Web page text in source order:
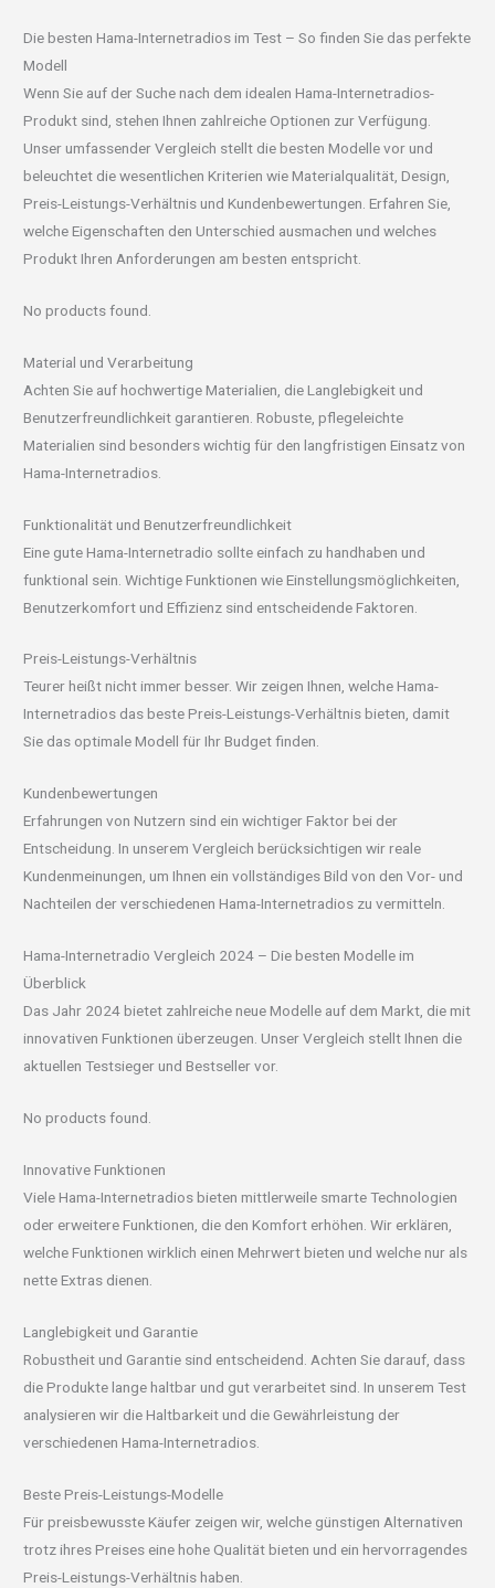
Die besten Hama-Internetradios im Test – So finden Sie das perfekte
Modell
Wenn Sie auf der Suche nach dem idealen Hama-Internetradios-
Produkt sind, stehen Ihnen zahlreiche Optionen zur Verfügung.
Unser umfassender Vergleich stellt die besten Modelle vor und
beleuchtet die wesentlichen Kriterien wie Materialqualität, Design,
Preis-Leistungs-Verhältnis und Kundenbewertungen. Erfahren Sie,
welche Eigenschaften den Unterschied ausmachen und welches
Produkt Ihren Anforderungen am besten entspricht.
No products found.
Material und Verarbeitung
Achten Sie auf hochwertige Materialien, die Langlebigkeit und
Benutzerfreundlichkeit garantieren. Robuste, pflegeleichte
Materialien sind besonders wichtig für den langfristigen Einsatz von
Hama-Internetradios.
Funktionalität und Benutzerfreundlichkeit
Eine gute Hama-Internetradio sollte einfach zu handhaben und
funktional sein. Wichtige Funktionen wie Einstellungsmöglichkeiten,
Benutzerkomfort und Effizienz sind entscheidende Faktoren.
Preis-Leistungs-Verhältnis
Teurer heißt nicht immer besser. Wir zeigen Ihnen, welche Hama-
Internetradios das beste Preis-Leistungs-Verhältnis bieten, damit
Sie das optimale Modell für Ihr Budget finden.
Kundenbewertungen
Erfahrungen von Nutzern sind ein wichtiger Faktor bei der
Entscheidung. In unserem Vergleich berücksichtigen wir reale
Kundenmeinungen, um Ihnen ein vollständiges Bild von den Vor- und
Nachteilen der verschiedenen Hama-Internetradios zu vermitteln.
Hama-Internetradio Vergleich 2024 – Die besten Modelle im
Überblick
Das Jahr 2024 bietet zahlreiche neue Modelle auf dem Markt, die mit
innovativen Funktionen überzeugen. Unser Vergleich stellt Ihnen die
aktuellen Testsieger und Bestseller vor.
No products found.
Innovative Funktionen
Viele Hama-Internetradios bieten mittlerweile smarte Technologien
oder erweitere Funktionen, die den Komfort erhöhen. Wir erklären,
welche Funktionen wirklich einen Mehrwert bieten und welche nur als
nette Extras dienen.
Langlebigkeit und Garantie
Robustheit und Garantie sind entscheidend. Achten Sie darauf, dass
die Produkte lange haltbar und gut verarbeitet sind. In unserem Test
analysieren wir die Haltbarkeit und die Gewährleistung der
verschiedenen Hama-Internetradios.
Beste Preis-Leistungs-Modelle
Für preisbewusste Käufer zeigen wir, welche günstigen Alternativen
trotz ihres Preises eine hohe Qualität bieten und ein hervorragendes
Preis-Leistungs-Verhältnis haben.